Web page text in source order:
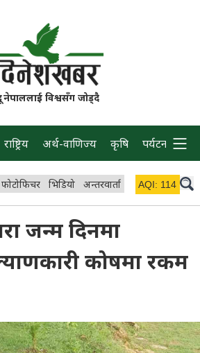
नेपाललाई विश्वसँग जोड्दै
राष्ट्रिय अर्थ-वाणिज्य कृषि पर्यटन प्रवास
फोटोफिचर भिडियो अन्तरवार्ता विचार/ब्लग
AQI: 114
जन्म दिनमा
कोषमा रकम